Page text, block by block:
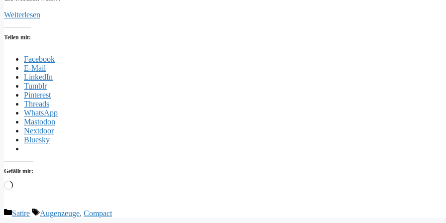
Weiterlesen
Teilen mit:
Facebook
E-Mail
LinkedIn
Tumblr
Pinterest
Threads
WhatsApp
Mastodon
Nextdoor
Bluesky
Gefällt mir:
Wird
Kategorien
Satire Schlagwörter
Augenzeuge, Compact